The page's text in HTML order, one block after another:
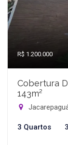
R$ 1.200.000
Cobertura
143m²
3 Quartos